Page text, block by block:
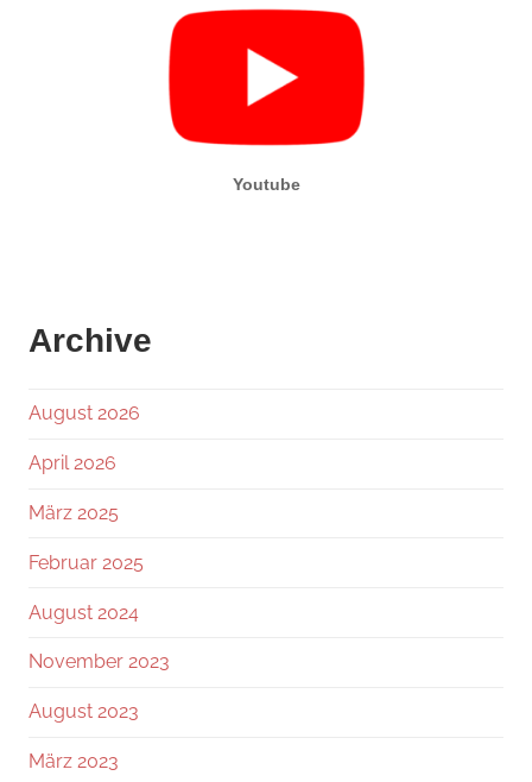
Youtube
Archive
August 2026
April 2026
März 2025
Februar 2025
August 2024
November 2023
August 2023
März 2023